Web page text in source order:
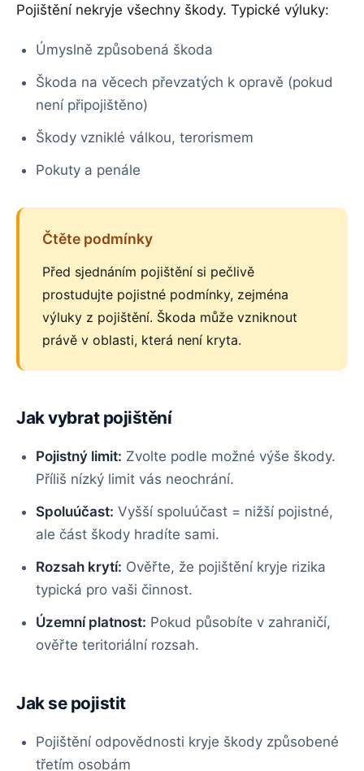
Pojištění nekryje všechny škody. Typické výluky:
Úmyslně způsobená škoda
Škoda na věcech převzatých k opravě (pokud
není připojištěno)
Škody vzniklé válkou, terorismem
Pokuty a penále
Čtěte podmínky
Před sjednáním pojištění si pečlivě
prostudujte pojistné podmínky, zejména
výluky z pojištění. Škoda může vzniknout
právě v oblasti, která není kryta.
Jak vybrat pojištění
Pojistný limit: Zvolte podle možné výše škody.
Příliš nízký limit vás neochrání.
Spoluúčast: Vyšší spoluúčast = nižší pojistné,
ale část škody hradíte sami.
Rozsah krytí: Ověřte, že pojištění kryje rizika
typická pro vaši činnost.
Územní platnost: Pokud působíte v zahraničí,
ověřte teritoriální rozsah.
Jak se pojistit
Pojištění odpovědnosti kryje škody způsobené
třetím osobám